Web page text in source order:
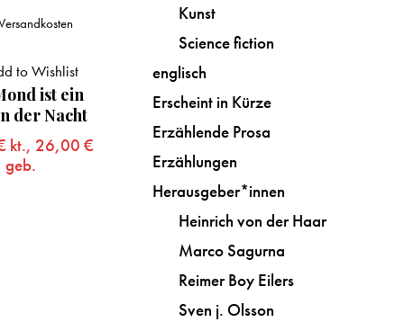
ist ein
der Nacht
kt., 26,00€
geb.
to Wishlist
Kunst
Science fiction
englisch
Erscheint in Kürze
Erzählende Prosa
Erzählungen
Herausgeber*innen
Heinrich von der Haar
Marco Sagurna
Reimer Boy Eilers
Sven j. Olsson